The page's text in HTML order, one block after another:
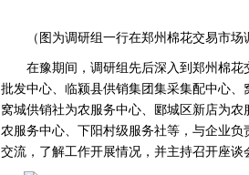
（图为调研组一行在郑州棉花交易市场
在豫期间，调研组先后深入到郑州棉花
批发中心、临颍县供销集团集采集配中心、
窝城供销社为农服务中心、郾城区新店为
农服务中心、下阳村级服务社等，与企业
交流，了解工作开展情况，并主持召开座谈